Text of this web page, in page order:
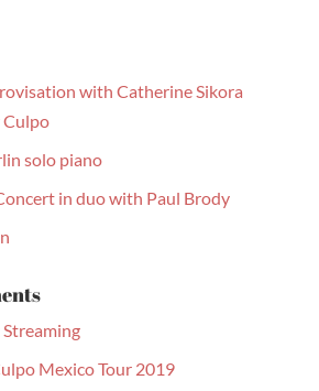
with Catherine Sikora
solo piano
in duo with Paul Brody
Mexico Tour 2019